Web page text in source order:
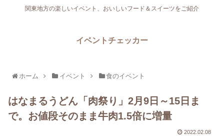
関東地方の楽しいイベント、おいしいフード＆スイーツをご紹介
イベントチェッカー
ホーム イベント 食のイベント
はなまるうどん「肉祭り」2月9日～15日ま
で。お値段そのまま牛肉1.5倍に増量
2022.02.08